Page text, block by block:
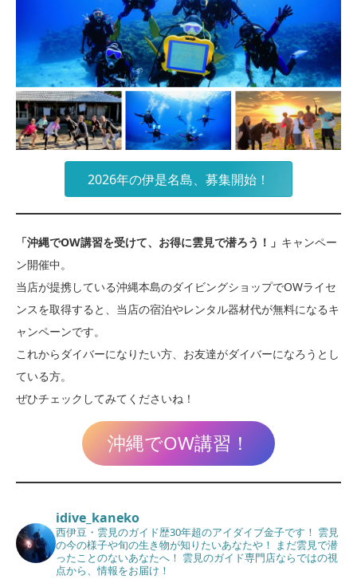
2026年の伊是名島、募集開始！
「沖縄でOW講習を受けて、お得に雲見で潜ろう！」 キャンペー
ン開催中。
当店が提携している沖縄本島のダイビングショップでOWライセ
ンスを取得すると、当店の宿泊やレンタル器材代が無料になるキ
ャンペーンです。
これからダイバーになりたい方、お友達がダイバーになろうとし
ている方。
ぜひチェックしてみてくださいね！
沖縄でOW講習！
idive_kaneko
西伊豆・雲見のガイド歴30年超のアイダイブ金子です！ 雲見
の今の様子や旬の生き物が知りたいあなたや！ まだ雲見で潜
ったことのないあなたへ！ 雲見のガイド専門店ならではの視
点から、情報をお届け！